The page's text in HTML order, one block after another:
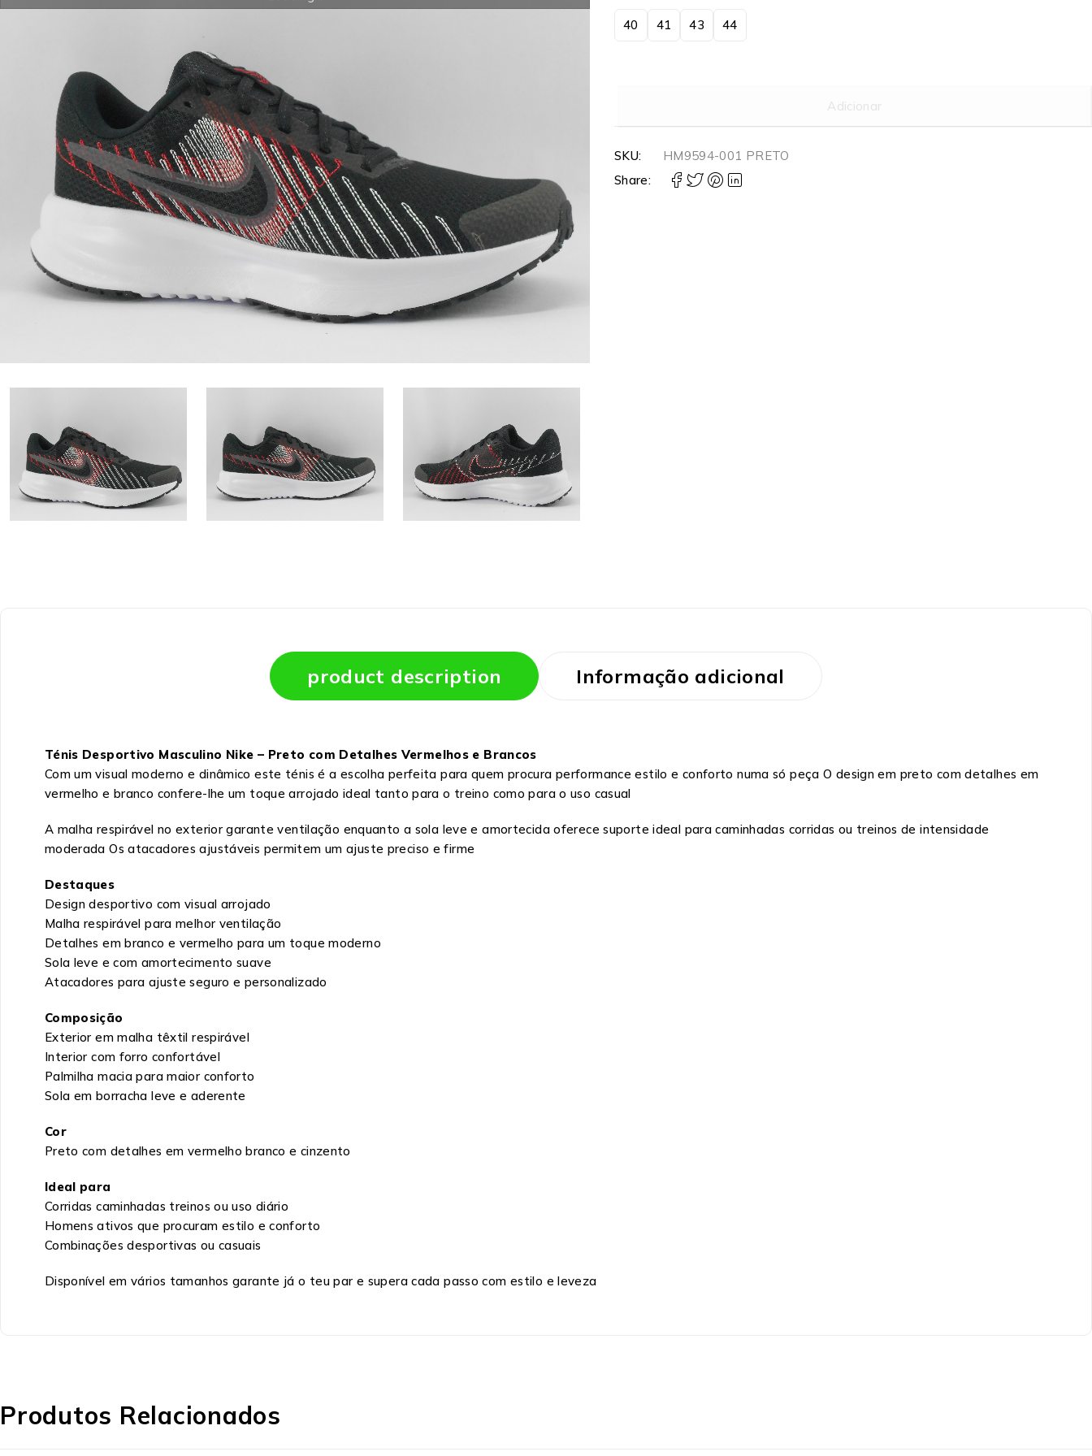
40 41 43 44
Adicionar
SKU:
HM9594-001 PRETO
Share:
product description Informação adicional
Ténis Desportivo Masculino Nike – Preto com Detalhes Vermelhos e Brancos
Com um visual moderno e dinâmico este ténis é a escolha perfeita para quem procura performance estilo e conforto numa só peça O design em preto com detalhes em
vermelho e branco confere-lhe um toque arrojado ideal tanto para o treino como para o uso casual
A malha respirável no exterior garante ventilação enquanto a sola leve e amortecida oferece suporte ideal para caminhadas corridas ou treinos de intensidade
moderada Os atacadores ajustáveis permitem um ajuste preciso e firme
Destaques
Design desportivo com visual arrojado
Malha respirável para melhor ventilação
Detalhes em branco e vermelho para um toque moderno
Sola leve e com amortecimento suave
Atacadores para ajuste seguro e personalizado
Composição
Exterior em malha têxtil respirável
Interior com forro confortável
Palmilha macia para maior conforto
Sola em borracha leve e aderente
Cor
Preto com detalhes em vermelho branco e cinzento
Ideal para
Corridas caminhadas treinos ou uso diário
Homens ativos que procuram estilo e conforto
Combinações desportivas ou casuais
Disponível em vários tamanhos garante já o teu par e supera cada passo com estilo e leveza
Produtos Relacionados